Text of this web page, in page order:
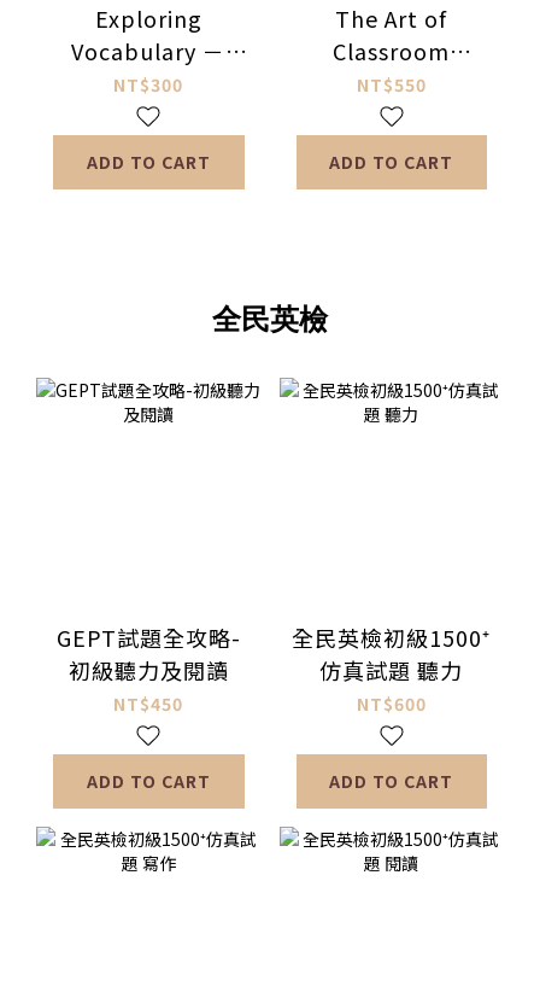
Exploring
Vocabulary －
Revolutionary
Vocabulary
NT$300
ADD TO CART
The Art of
Classroom
Management
NT$550
ADD TO CART
全民英檢
GEPT試題全攻略-
初級聽力及閱讀
NT$450
ADD TO CART
全民英檢初級1500⁺
仿真試題 聽力
NT$600
ADD TO CART